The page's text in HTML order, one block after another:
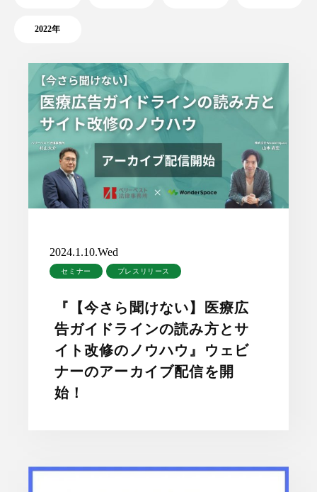
2022年
2024.1.10.Wed
セミナー プレスリリース
『【今さら聞けない】医療広
告ガイドラインの読み方とサ
イト改修のノウハウ』ウェビ
ナーのアーカイブ配信を開
始！